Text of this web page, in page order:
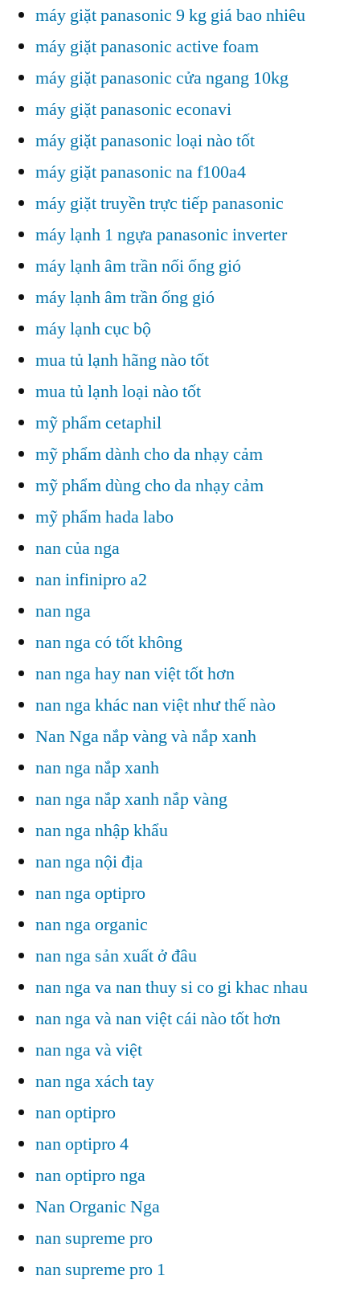
máy giặt panasonic 9 kg giá bao nhiêu
máy giặt panasonic active foam
máy giặt panasonic cửa ngang 10kg
máy giặt panasonic econavi
máy giặt panasonic loại nào tốt
máy giặt panasonic na f100a4
máy giặt truyền trực tiếp panasonic
máy lạnh 1 ngựa panasonic inverter
máy lạnh âm trần nối ống gió
máy lạnh âm trần ống gió
máy lạnh cục bộ
mua tủ lạnh hãng nào tốt
mua tủ lạnh loại nào tốt
mỹ phẩm cetaphil
mỹ phẩm dành cho da nhạy cảm
mỹ phẩm dùng cho da nhạy cảm
mỹ phẩm hada labo
nan của nga
nan infinipro a2
nan nga
nan nga có tốt không
nan nga hay nan việt tốt hơn
nan nga khác nan việt như thế nào
Nan Nga nắp vàng và nắp xanh
nan nga nắp xanh
nan nga nắp xanh nắp vàng
nan nga nhập khẩu
nan nga nội địa
nan nga optipro
nan nga organic
nan nga sản xuất ở đâu
nan nga va nan thuy si co gi khac nhau
nan nga và nan việt cái nào tốt hơn
nan nga và việt
nan nga xách tay
nan optipro
nan optipro 4
nan optipro nga
Nan Organic Nga
nan supreme pro
nan supreme pro 1